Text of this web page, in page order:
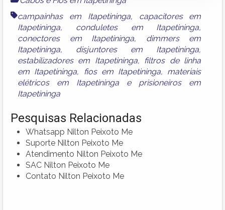
campainhas em Itapetininga, capacitores em
Itapetininga, conduletes em Itapetininga,
conectores em Itapetininga, dimmers em
Itapetininga, disjuntores em Itapetininga,
estabilizadores em Itapetininga, filtros de linha
em Itapetininga, fios em Itapetininga, materiais
elétricos em Itapetininga e prisioneiros em
Itapetininga
Pesquisas Relacionadas
Whatsapp Nilton Peixoto Me
Suporte Nilton Peixoto Me
Atendimento Nilton Peixoto Me
SAC Nilton Peixoto Me
Contato Nilton Peixoto Me